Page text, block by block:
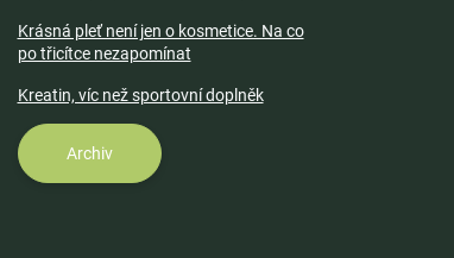
Krásná pleť není jen o kosmetice. Na co
po třicítce nezapomínat
Kreatin, víc než sportovní doplněk
Archiv